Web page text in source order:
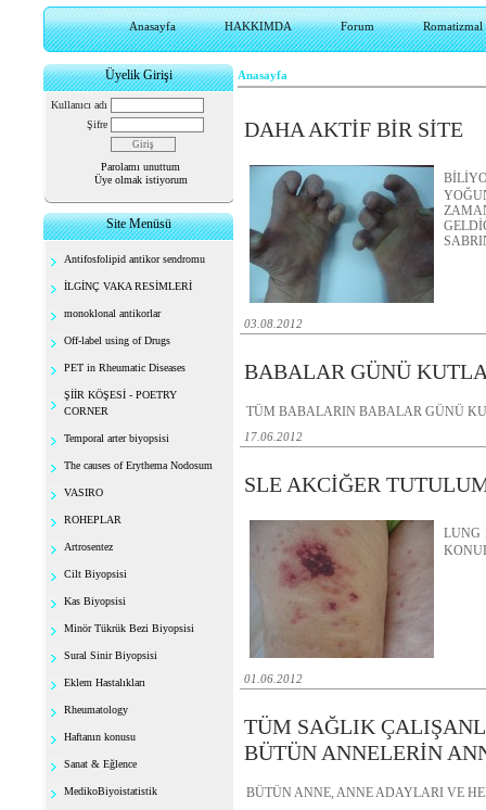
Anasayfa HAKKIMDA Forum Romatizmal
Üyelik Girişi
Kullanıcı adı
Şifre
Parolamı unuttum
Üye olmak istiyorum
Site Menüsü
Antifosfolipid antikor sendromu
İLGİNÇ VAKA RESİMLERİ
monoklonal antikorlar
Off-label using of Drugs
PET in Rheumatic Diseases
ŞİİR KÖŞESİ - POETRY
CORNER
Temporal arter biyopsisi
The causes of Erythema Nodosum
VASIRO
ROHEPLAR
Artrosentez
Cilt Biyopsisi
Kas Biyopsisi
Minör Tükrük Bezi Biyopsisi
Sural Sinir Biyopsisi
Eklem Hastalıkları
Rheumatology
Haftanın konusu
Sanat & Eğlence
MedikoBiyoistatistik
Anasayfa
DAHA AKTİF BİR SİTE
03.08.2012
BABALAR GÜNÜ
TÜM BABALARIN BABALAR GÜNÜ
17.06.2012
SLE AKCİĞER
LUNG
01.06.2012
TÜM SAĞLIK
BÜTÜN ANNELERİN
BÜTÜN ANNE, ANNE ADAYLARI VE